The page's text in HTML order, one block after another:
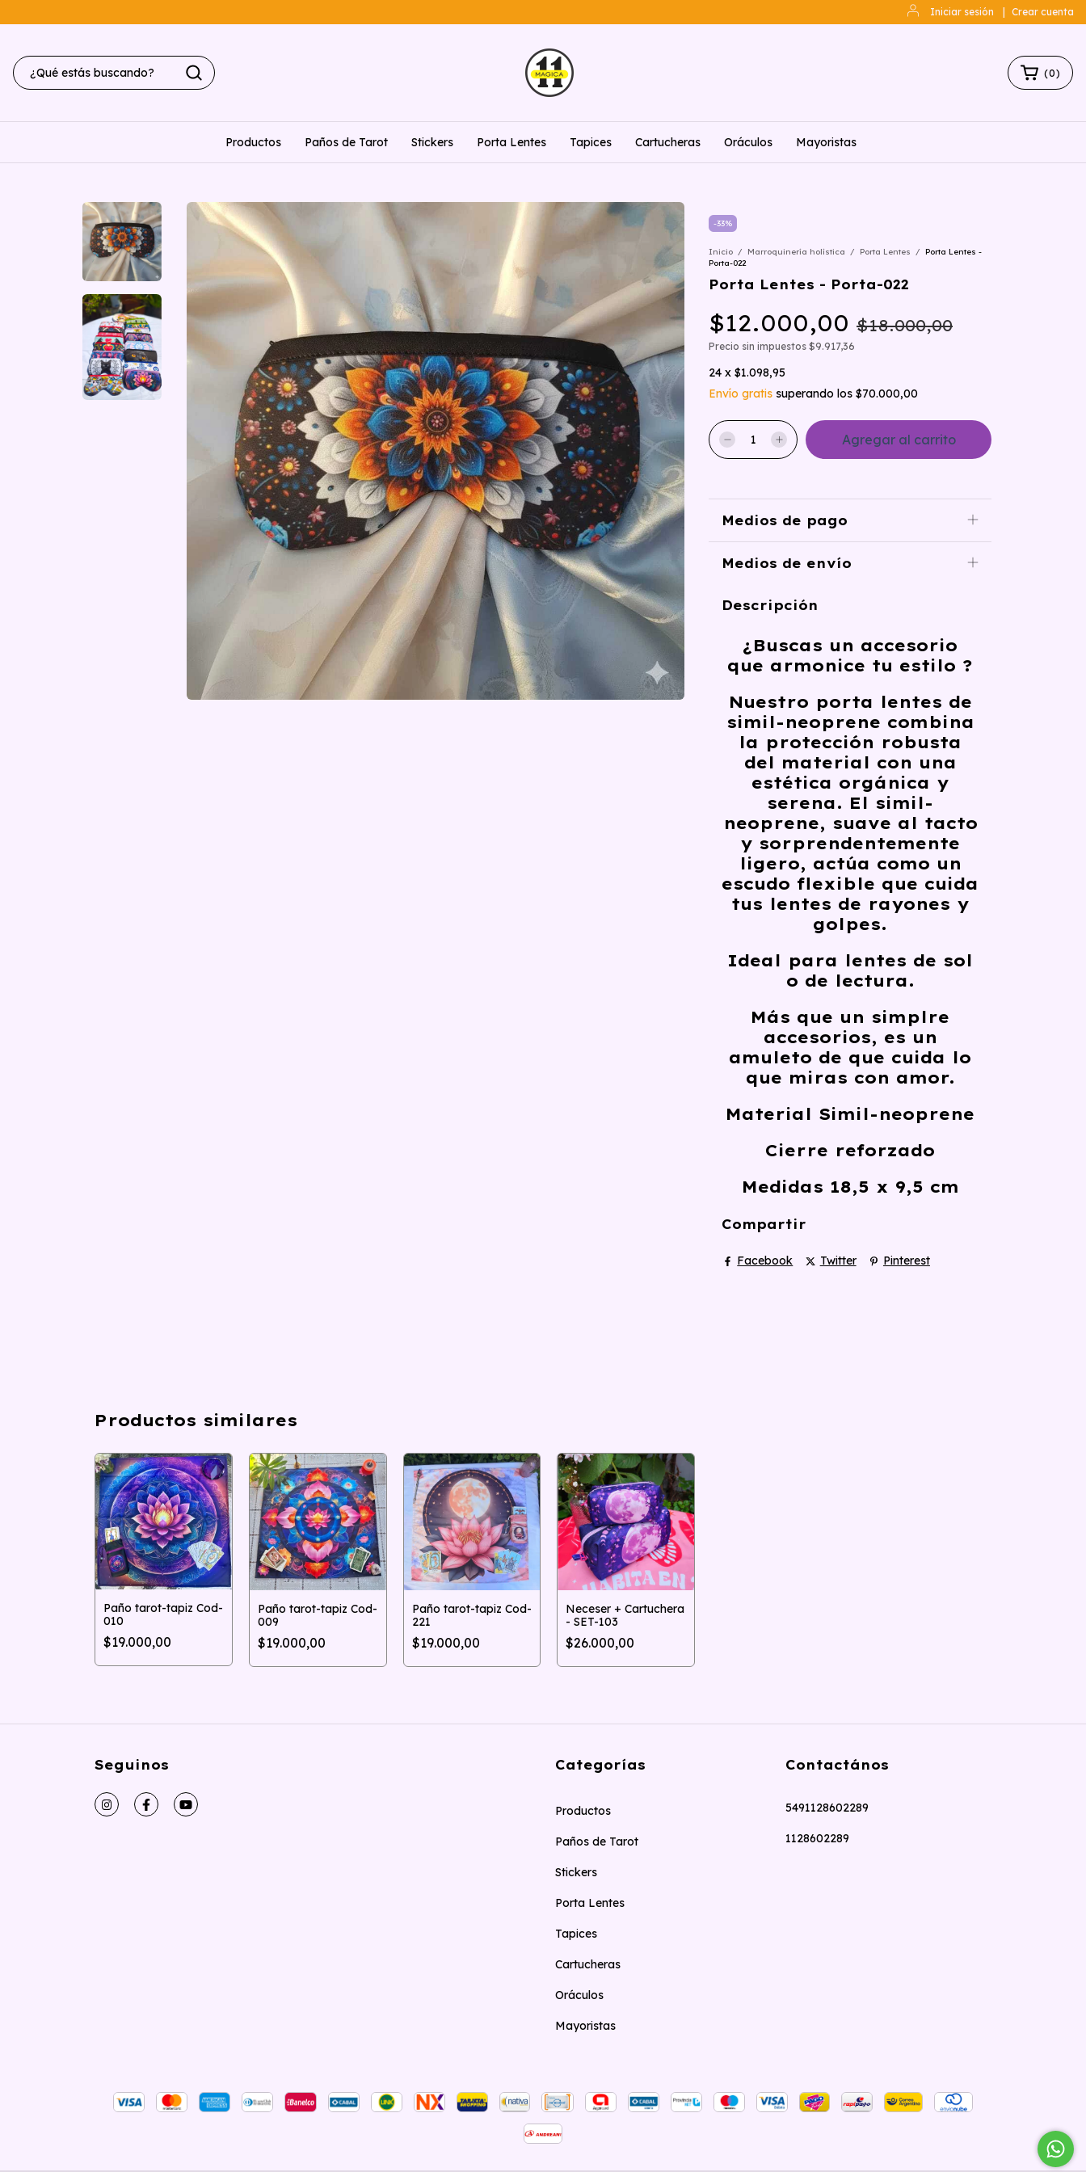
Iniciar sesión Crear cuenta
(0)
Productos Paños de Tarot Stickers Porta Lentes Tapices Cartucheras Oráculos Mayoristas
-33%
Inicio / Marroquinería holística / Porta Lentes / Porta Lentes -
Porta-022
Porta Lentes - Porta-022
$12.000,00 $18.000,00
Precio sin impuestos $9.917,36
24 x $1.098,95
Envío gratis superando los $70.000,00
Medios de pago
Medios de envío
Descripción
¿Buscas un accesorio
que armonice tu estilo ?
Nuestro porta lentes de
simil-neoprene combina
la protección robusta
del material con una
estética orgánica y
serena. El simil-
neoprene, suave al tacto
y sorprendentemente
ligero, actúa como un
escudo flexible que cuida
tus lentes de rayones y
golpes.
Ideal para lentes de sol
o de lectura.
Más que un simplre
accesorios, es un
amuleto de que cuida lo
que miras con amor.
Material Simil-neoprene
Cierre reforzado
Medidas 18,5 x 9,5 cm
Compartir
Facebook Twitter Pinterest
Productos similares
Paño tarot-tapiz Cod-
010
$19.000,00
Paño tarot-tapiz Cod-
009
$19.000,00
Paño tarot-tapiz Cod-
221
$19.000,00
Neceser + Cartuchera
- SET-103
$26.000,00
Seguinos Categorías
Productos
Paños de Tarot
Stickers
Porta Lentes
Tapices
Cartucheras
Oráculos
Mayoristas
Contactános
5491128602289
1128602289